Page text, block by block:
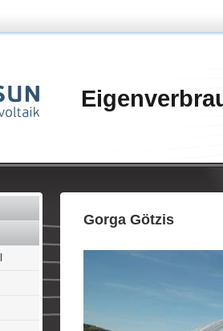
Gorga Götzis